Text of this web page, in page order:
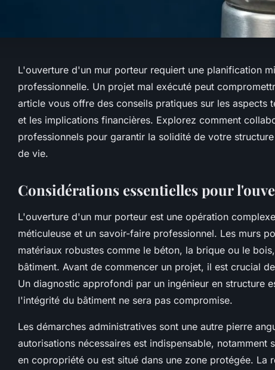
L'ouverture d'un mur porteur requiert une planification
professionnelle. Un projet mal exécuté peut
article vous offre des conseils pratiques sur les aspects
et les implications financières. Explorez comment
professionnels pour garantir la solidité de votre
de vie.
Considérations essentielles pour
L'ouverture d'un mur porteur est une opération
méticuleuse et un savoir-faire professionnel. Les murs
matériaux robustes comme le béton, la brique ou le
bâtiment. Avant de commencer un projet, il est crucial
Un diagnostic approfondi par un ingénieur en structure
l'intégrité du bâtiment ne sera pas compromise.
Les démarches administratives sont une autre pierre
autorisations nécessaires est indispensable,
en copropriété ou est situé dans une zone protégée. La